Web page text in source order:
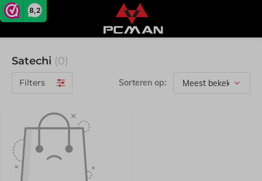
8,2
Satechi (0)
Filters Sorteren op: